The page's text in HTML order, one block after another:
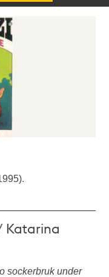
Katarina
sockerbruk under